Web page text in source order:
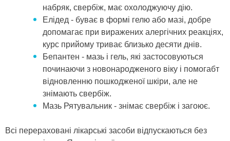
набряк, свербіж, має охолоджуючу дію.
Елідед - буває в формі гелю або мазі, добре
допомагає при виражених алергічних реакціях,
курс прийому триває близько десяти днів.
Бепантен - мазь і гель, які застосовуються
починаючи з новонародженого віку і помогабт
відновленню пошкодженої шкіри, але не
знімають свербіж.
Мазь Рятувальник - знімає свербіж і загоює.
Всі перераховані лікарські засоби відпускаються без